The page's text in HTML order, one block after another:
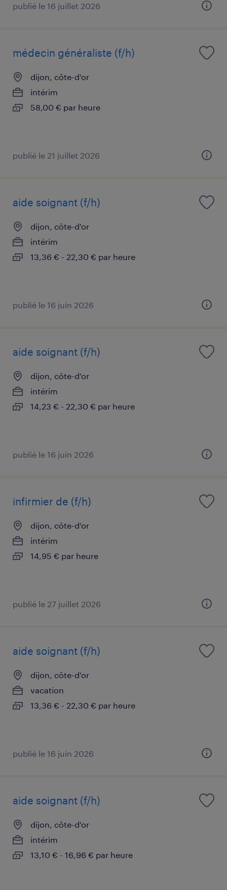
publié le 16 juillet 2026
médecin généraliste (f/h)
dijon, côte-d'or
intérim
58,00 € par heure
publié le 21 juillet 2026
aide soignant (f/h)
dijon, côte-d'or
intérim
13,36 € - 22,30 € par heure
publié le 16 juin 2026
aide soignant (f/h)
dijon, côte-d'or
intérim
14,23 € - 22,30 € par heure
publié le 16 juin 2026
infirmier de (f/h)
dijon, côte-d'or
intérim
14,95 € par heure
publié le 27 juillet 2026
aide soignant (f/h)
dijon, côte-d'or
vacation
13,36 € - 22,30 € par heure
publié le 16 juin 2026
aide soignant (f/h)
dijon, côte-d'or
intérim
13,10 € - 16,96 € par heure